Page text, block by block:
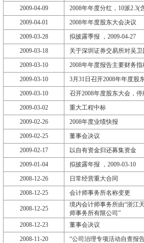
2009-04-09
2008年年度分红，10派2.3(
2009-04-01
2008年年度股东大会决议
2009-03-28
拟披露季报 ，2009-04-27
2009-03-18
关于深圳证券交易所对吴
2009-03-10
2008年年度报告主要财务
2009-03-10
3月31日召开2008年年度股
2009-03-10
召开2008年度股东大会，停
2009-03-02
重大工程中标
2009-02-26
2008年度业绩快报
2009-02-25
董事会决议
2009-02-17
以自有资金归还募集资金
2009-01-04
拟披露年报 ，2009-03-10
2008-12-26
日常经营重大合同
2008-12-25
会计师事务所名称变更
2008-12-25
境内会计师事务所由“浙江
师事务所有限公司”
2008-12-23
董事会决议
2008-11-20
“公司治理专项活动自查报